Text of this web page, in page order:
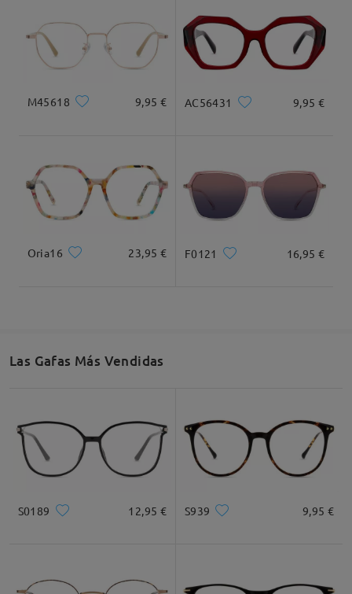
Dimensiones
Ancho Total
143mm/ 5.63plg.
Longitud de Patillas
144mm/ 5.67plg.
Llegado
M45618 9,95 € AC56431 9,95 €
Oria16 23,95 € F0121 16,95 €
Las Gafas Más Vendidas
S0189 12,95 € S939 9,95 €